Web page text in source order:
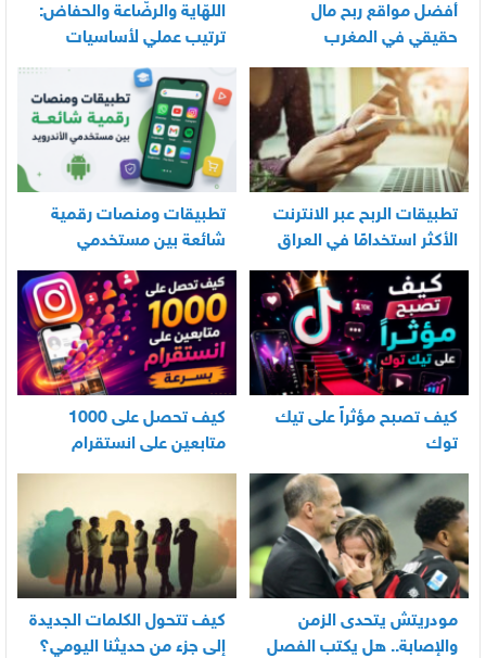
أفضل مواقع ربح مال
حقيقي في المغرب
اللهّاية والرضّاعة والحفاض:
ترتيب عملي لأساسيات
العناية اليومية بالرضيع
تطبيقات الربح عبر الانترنت
الأكثر استخدامًا في العراق
تطبيقات ومنصات رقمية
شائعة بين مستخدمي
الأندرويد
كيف تصبح مؤثراً على تيك
توك
كيف تحصل على 1000
متابعين على انستقرام
بسرعة
مودريتش يتحدى الزمن
والإصابة.. هل يكتب الفصل
كيف تتحول الكلمات الجديدة
إلى جزء من حديثنا اليومي؟